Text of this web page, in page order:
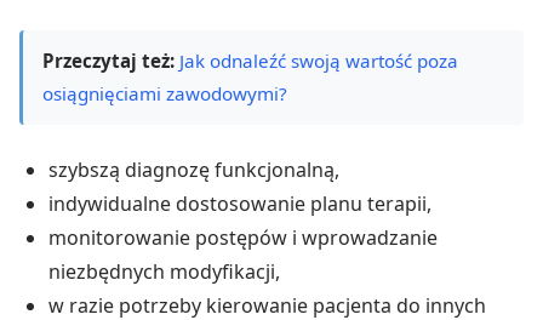
Przeczytaj też: Jak odnaleźć swoją wartość poza
osiągnięciami zawodowymi?
szybszą diagnozę funkcjonalną,
indywidualne dostosowanie planu terapii,
monitorowanie postępów i wprowadzanie
niezbędnych modyfikacji,
w razie potrzeby kierowanie pacjenta do innych